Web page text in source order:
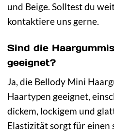
und Beige. Solltest du
kontaktiere uns gerne.
Sind die
geeignet?
Ja, die Bellody Mini
Haartypen geeignet,
dickem, lockigem und
Elastizität sorgt für einen